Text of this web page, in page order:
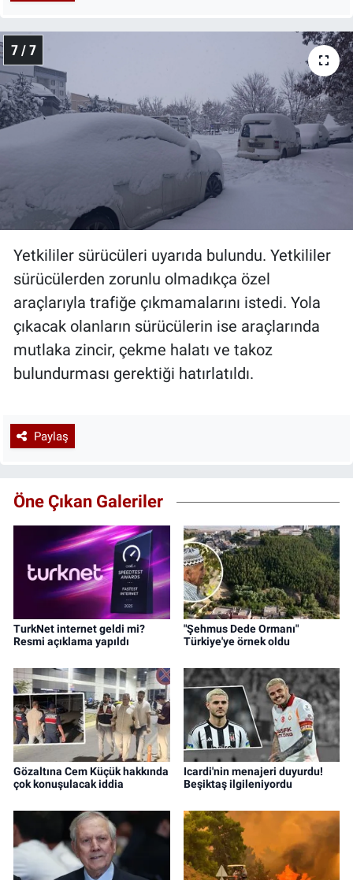
7 / 7
Yetkililer sürücüleri uyarıda bulundu. Yetkililer
sürücülerden zorunlu olmadıkça özel
araçlarıyla trafiğe çıkmamalarını istedi. Yola
çıkacak olanların sürücülerin ise araçlarında
mutlaka zincir, çekme halatı ve takoz
bulundurması gerektiği hatırlatıldı.
Paylaş
Öne Çıkan Galeriler
TurkNet internet geldi mi?
Resmi açıklama yapıldı
"Şehmus Dede Ormanı"
Türkiye'ye örnek oldu
Gözaltına Cem Küçük hakkında
çok konuşulacak iddia
Icardi'nin menajeri duyurdu!
Beşiktaş ilgileniyordu